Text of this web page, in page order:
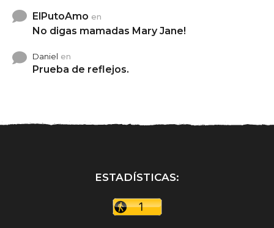
ElPutoAmo en
No digas mamadas Mary Jane!
Daniel en
Prueba de reflejos.
ESTADÍSTICAS: